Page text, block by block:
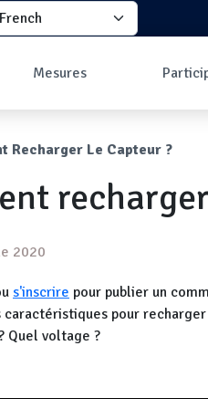
your language
Mesures
Les données
au sol
Carte des mesures
Mesures les plus
Comment
Pourquoi
la
Recharger Le Capteur ?
2020
s'inscrire pour publier un
caractéristiques pour
Quel voltage ?